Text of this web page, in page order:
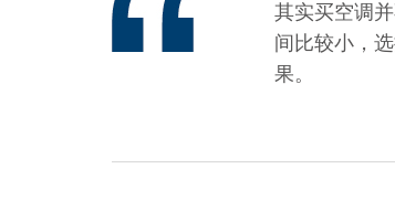
其实买空调
间比较小，
果。